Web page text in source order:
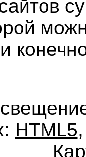
HTML5